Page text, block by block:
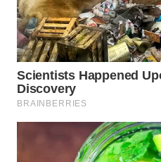
SUMEDANG
WN
WN
KEPULAUAN